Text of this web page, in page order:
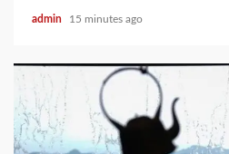
admin 15 minutes ago